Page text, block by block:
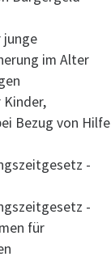
junge
im Alter
Bezug von Hilfe
-
-
für